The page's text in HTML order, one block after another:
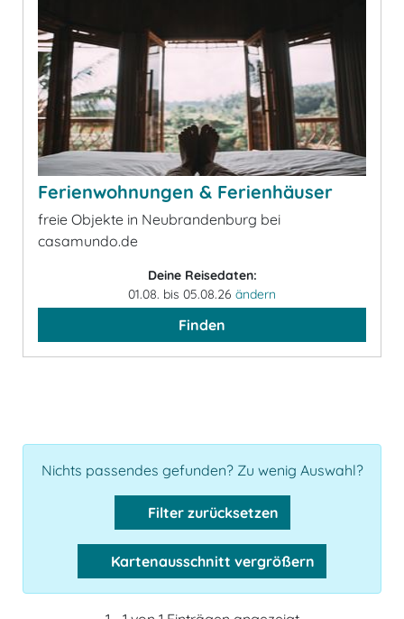
Ferienwohnungen & Ferienhäuser
freie Objekte in Neubrandenburg bei
casamundo.de
Deine Reisedaten:
01.08. bis 05.08.26 ändern
Finden
Nichts passendes gefunden? Zu wenig Auswahl?
Filter zurücksetzen
Kartenausschnitt vergrößern